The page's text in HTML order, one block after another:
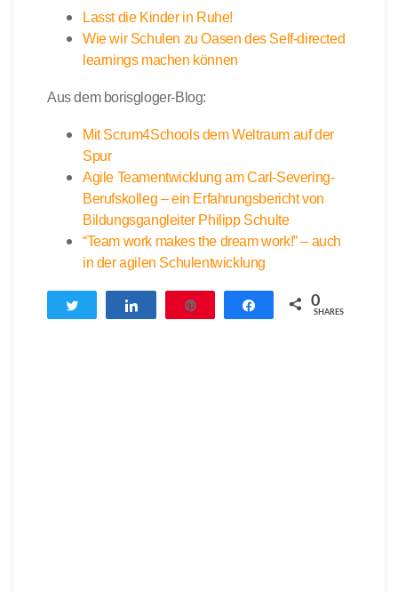
Lasst die Kinder in Ruhe!
Wie wir Schulen zu Oasen des Self-directed
learnings machen können
Aus dem borisgloger-Blog:
Mit Scrum4Schools dem Weltraum auf der
Spur
Agile Teamentwicklung am Carl-Severing-
Berufskolleg – ein Erfahrungsbericht von
Bildungsgangleiter Philipp Schulte
“Team work makes the dream work!” – auch
in der agilen Schulentwicklung
Twittern Teilen 0
SHARES